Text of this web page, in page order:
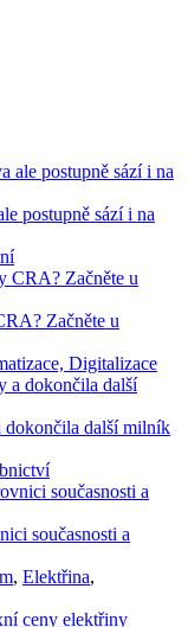
postupně sází i na
Začněte u
Digitalizace
dokončila další milník
současnosti a
, Elektřina,